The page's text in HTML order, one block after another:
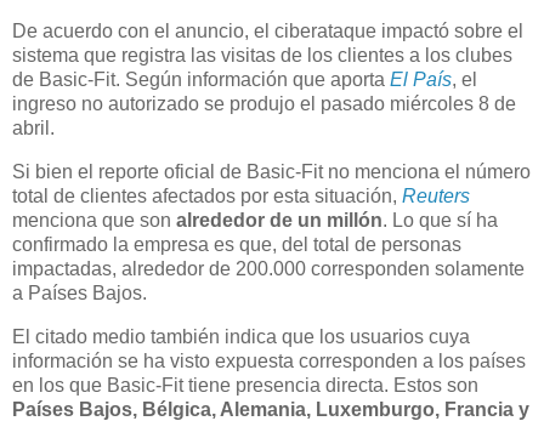
De acuerdo con el anuncio, el ciberataque impactó sobre el
sistema que registra las visitas de los clientes a los clubes
de Basic-Fit. Según información que aporta El País, el
ingreso no autorizado se produjo el pasado miércoles 8 de
abril.
Si bien el reporte oficial de Basic-Fit no menciona el número
total de clientes afectados por esta situación, Reuters
menciona que son alrededor de un millón. Lo que sí ha
confirmado la empresa es que, del total de personas
impactadas, alrededor de 200.000 corresponden solamente
a Países Bajos.
El citado medio también indica que los usuarios cuya
información se ha visto expuesta corresponden a los países
en los que Basic-Fit tiene presencia directa. Estos son
Países Bajos, Bélgica, Alemania, Luxemburgo, Francia y